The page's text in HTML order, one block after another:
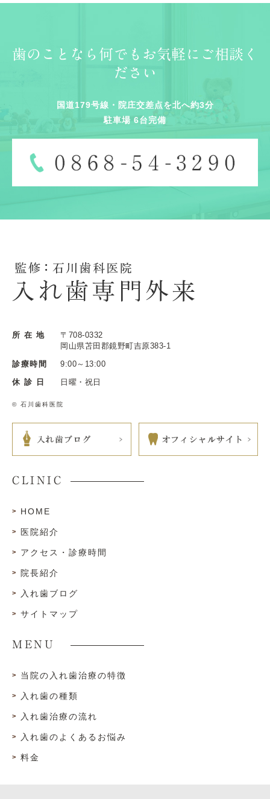
歯のことなら何でもお気軽にご相談く
ださい
国道179号線・院庄交差点を北へ約3分
駐車場 6台完備
所 在 地
〒708-0332
岡山県苫田郡鏡野町吉原383-1
診療時間
9:00～13:00
休 診 日
日曜・祝日
© 石川歯科医院
CLINIC
HOME
医院紹介
アクセス・診療時間
院長紹介
入れ歯ブログ
サイトマップ
MENU
当院の入れ歯治療の特徴
入れ歯の種類
入れ歯治療の流れ
入れ歯のよくあるお悩み
料金